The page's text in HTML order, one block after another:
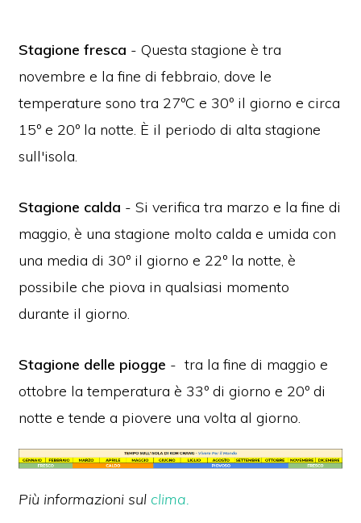
Stagione fresca - Questa stagione è tra
novembre e la fine di febbraio, dove le
temperature sono tra 27ºC e 30º il giorno e circa
15º e 20º la notte. È il periodo di alta stagione
sull'isola.
Stagione calda - Si verifica tra marzo e la fine di
maggio, è una stagione molto calda e umida con
una media di 30º il giorno e 22º la notte, è
possibile che piova in qualsiasi momento
durante il giorno.
Stagione delle piogge - tra la fine di maggio e
ottobre la temperatura è 33º di giorno e 20º di
notte e tende a piovere una volta al giorno.
Più informazioni sul clima.